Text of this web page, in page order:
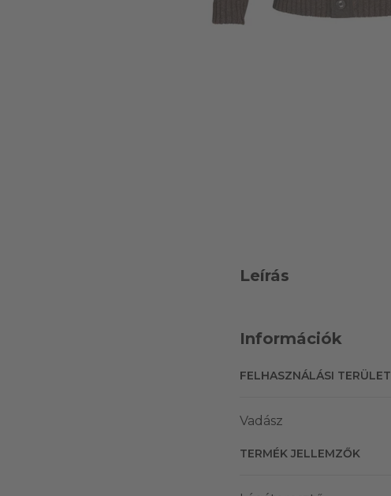
Leírás
Információk
FELHASZNÁLÁSI TERÜLET
Vadász
TERMÉK JELLEMZŐK